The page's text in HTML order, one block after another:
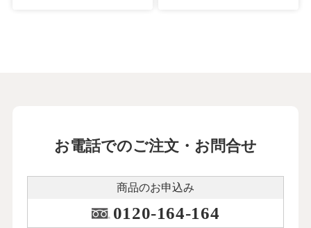
お電話でのご注文・お問合せ
商品のお申込み
0120-164-164